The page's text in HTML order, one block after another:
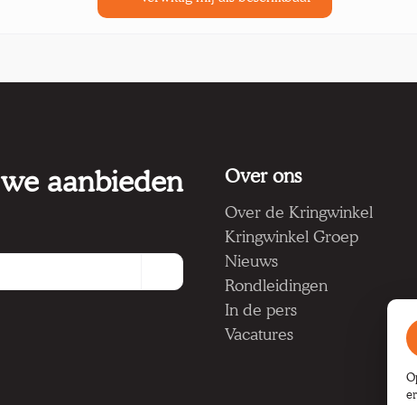
aanbieden
Over ons
Over de Kringwinkel
Kringwinkel Groep
Nieuws
Rondleidingen
In de pers
Vacatures